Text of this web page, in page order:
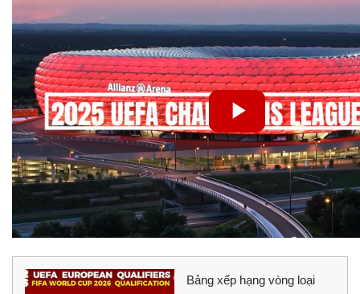
Bảng xếp hạng vòng loại